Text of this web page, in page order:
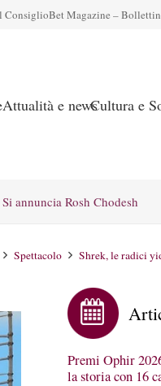
ConsiglioBet Magazine –
Attualità e newsCultura e
Si annuncia Rosh Chodesh
Spettacolo Shrek, le radici
Premi Ophir
la storia con 16